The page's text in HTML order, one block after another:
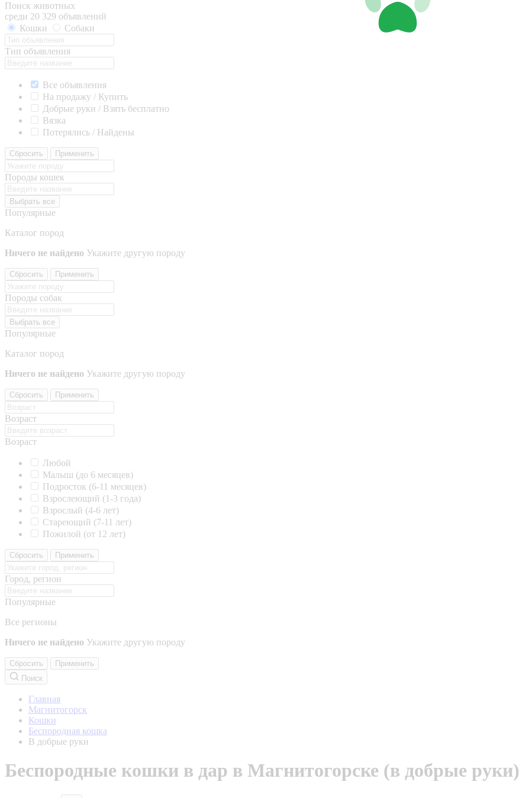
Поиск животных
среди 20 329 объявлений
Кошки
Собаки
Тип объявления
Все объявления
На продажу / Купить
Добрые руки / Взять бесплатно
Вязка
Потерялись / Найдены
Сбросить Применить
Породы кошек
Выбрать все
Популярные
Каталог пород
Ничего не найдено Укажите другую породу
Сбросить Применить
Породы собак
Выбрать все
Популярные
Каталог пород
Ничего не найдено Укажите другую породу
Сбросить Применить
Возраст
Возраст
Любой
Малыш (до 6 месяцев)
Подросток (6-11 месяцев)
Взрослеющий (1-3 года)
Взрослый (4-6 лет)
Стареющий (7-11 лет)
Пожилой (от 12 лет)
Сбросить Применить
Город, регион
Популярные
Все регионы
Ничего не найдено Укажите другую породу
Сбросить
Применить
Поиск
Главная
Магнитогорск
Кошки
Беспородная кошка
В добрые руки
Беспородные кошки в дар в Магнитогорске (в добрые руки)